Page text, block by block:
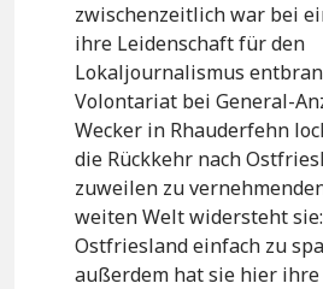
zwischenzeitlich war bei
ihre Leidenschaft für den
Lokaljournalismus
Volontariat bei General-
Wecker in Rhauderfehn
die Rückkehr nach
zuweilen zu
weiten Welt widersteht
Ostfriesland einfach zu
außerdem hat sie hier